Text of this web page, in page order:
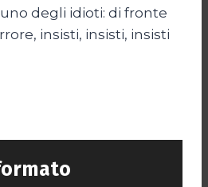
degli idioti: di fronte
insisti, insisti, insisti